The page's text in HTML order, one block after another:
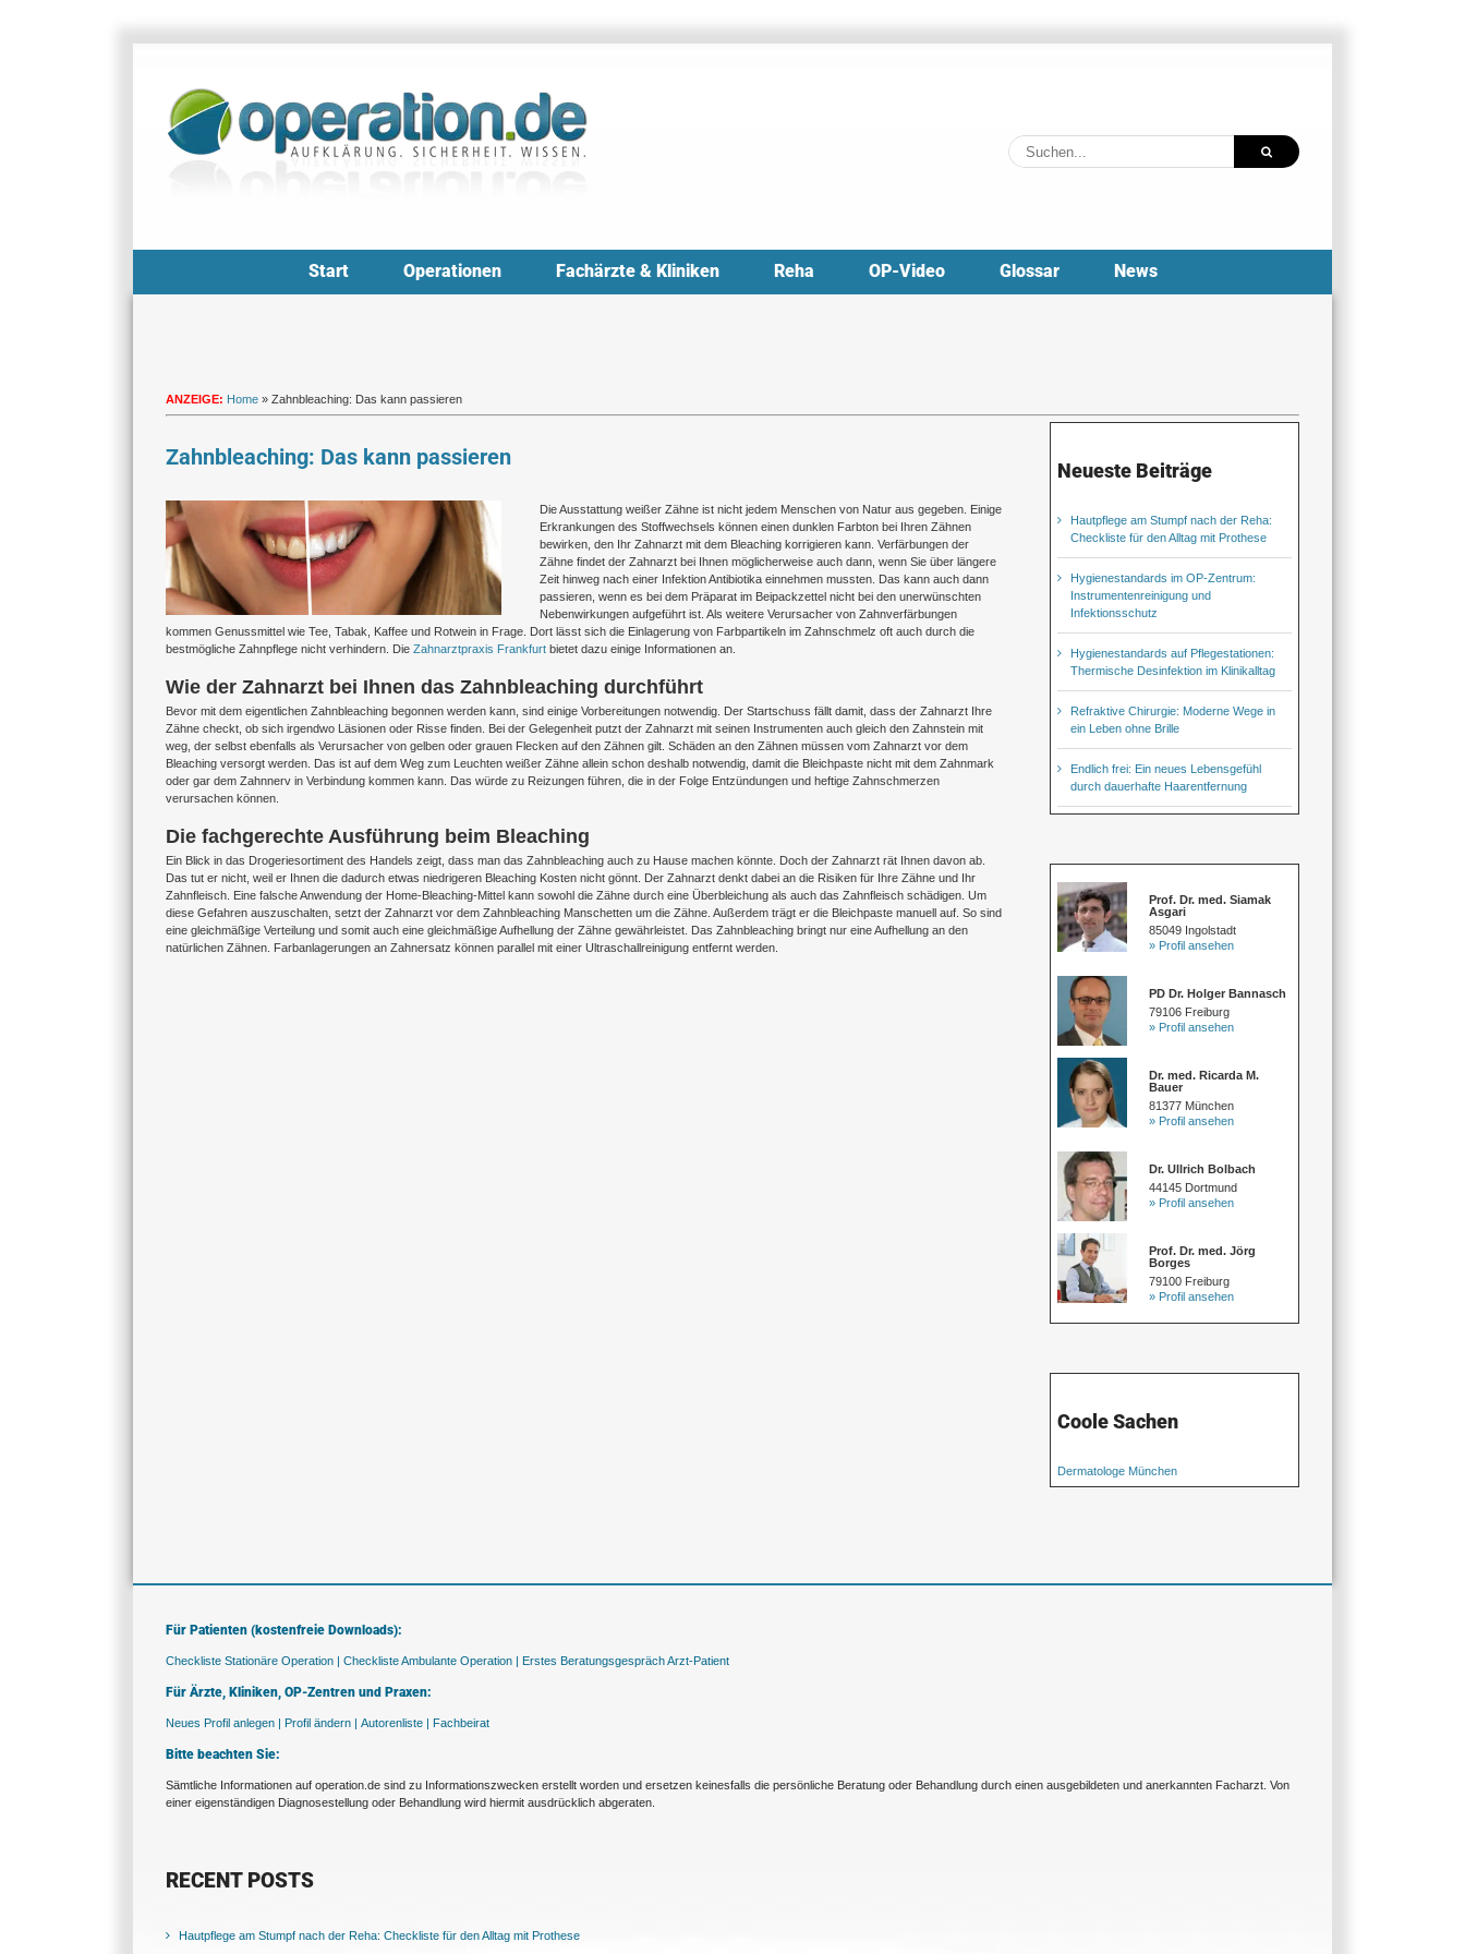
Suche
nach:
Start Operationen Fachärzte & Kliniken Reha OP-Video Glossar News
ANZEIGE: Home » Zahnbleaching: Das kann passieren
Zahnbleaching: Das kann passieren
Zeige
grösseres
Bild
Die Ausstattung weißer Zähne ist nicht jedem Menschen von Natur aus gegeben. Einige
Erkrankungen des Stoffwechsels können einen dunklen Farbton bei Ihren Zähnen
bewirken, den Ihr Zahnarzt mit dem Bleaching korrigieren kann. Verfärbungen der
Zähne findet der Zahnarzt bei Ihnen möglicherweise auch dann, wenn Sie über längere
Zeit hinweg nach einer Infektion Antibiotika einnehmen mussten. Das kann auch dann
passieren, wenn es bei dem Präparat im Beipackzettel nicht bei den unerwünschten
Nebenwirkungen aufgeführt ist. Als weitere Verursacher von Zahnverfärbungen
kommen Genussmittel wie Tee, Tabak, Kaffee und Rotwein in Frage. Dort lässt sich die Einlagerung von Farbpartikeln im Zahnschmelz oft auch durch die
bestmögliche Zahnpflege nicht verhindern. Die Zahnarztpraxis Frankfurt bietet dazu einige Informationen an.
Wie der Zahnarzt bei Ihnen das Zahnbleaching durchführt
Bevor mit dem eigentlichen Zahnbleaching begonnen werden kann, sind einige Vorbereitungen notwendig. Der Startschuss fällt damit, dass der Zahnarzt Ihre
Zähne checkt, ob sich irgendwo Läsionen oder Risse finden. Bei der Gelegenheit putzt der Zahnarzt mit seinen Instrumenten auch gleich den Zahnstein mit
weg, der selbst ebenfalls als Verursacher von gelben oder grauen Flecken auf den Zähnen gilt. Schäden an den Zähnen müssen vom Zahnarzt vor dem
Bleaching versorgt werden. Das ist auf dem Weg zum Leuchten weißer Zähne allein schon deshalb notwendig, damit die Bleichpaste nicht mit dem Zahnmark
oder gar dem Zahnnerv in Verbindung kommen kann. Das würde zu Reizungen führen, die in der Folge Entzündungen und heftige Zahnschmerzen
verursachen können.
Die fachgerechte Ausführung beim Bleaching
Ein Blick in das Drogeriesortiment des Handels zeigt, dass man das Zahnbleaching auch zu Hause machen könnte. Doch der Zahnarzt rät Ihnen davon ab.
Das tut er nicht, weil er Ihnen die dadurch etwas niedrigeren Bleaching Kosten nicht gönnt. Der Zahnarzt denkt dabei an die Risiken für Ihre Zähne und Ihr
Zahnfleisch. Eine falsche Anwendung der Home-Bleaching-Mittel kann sowohl die Zähne durch eine Überbleichung als auch das Zahnfleisch schädigen. Um
diese Gefahren auszuschalten, setzt der Zahnarzt vor dem Zahnbleaching Manschetten um die Zähne. Außerdem trägt er die Bleichpaste manuell auf. So sind
eine gleichmäßige Verteilung und somit auch eine gleichmäßige Aufhellung der Zähne gewährleistet. Das Zahnbleaching bringt nur eine Aufhellung an den
natürlichen Zähnen. Farbanlagerungen an Zahnersatz können parallel mit einer Ultraschallreinigung entfernt werden.
Neueste Beiträge
Hautpflege am Stumpf nach der Reha:
Checkliste für den Alltag mit Prothese
Hygienestandards im OP-Zentrum:
Instrumentenreinigung und
Infektionsschutz
Hygienestandards auf Pflegestationen:
Thermische Desinfektion im Klinikalltag
Refraktive Chirurgie: Moderne Wege in
ein Leben ohne Brille
Endlich frei: Ein neues Lebensgefühl
durch dauerhafte Haarentfernung
Prof. Dr. med. Siamak
Asgari
85049 Ingolstadt
» Profil ansehen
PD Dr. Holger Bannasch
79106 Freiburg
» Profil ansehen
Dr. med. Ricarda M.
Bauer
81377 München
» Profil ansehen
Dr. Ullrich Bolbach
44145 Dortmund
» Profil ansehen
Prof. Dr. med. Jörg
Borges
79100 Freiburg
» Profil ansehen
Coole Sachen
Dermatologe München
Für Patienten (kostenfreie Downloads):
Checkliste Stationäre Operation | Checkliste Ambulante Operation | Erstes Beratungsgespräch Arzt-Patient
Für Ärzte, Kliniken, OP-Zentren und Praxen:
Neues Profil anlegen | Profil ändern | Autorenliste | Fachbeirat
Bitte beachten Sie:
Sämtliche Informationen auf operation.de sind zu Informationszwecken erstellt worden und ersetzen keinesfalls die persönliche Beratung oder Behandlung durch einen ausgebildeten und anerkannten Facharzt. Von
einer eigenständigen Diagnosestellung oder Behandlung wird hiermit ausdrücklich abgeraten.
RECENT POSTS
Hautpflege am Stumpf nach der Reha: Checkliste für den Alltag mit Prothese